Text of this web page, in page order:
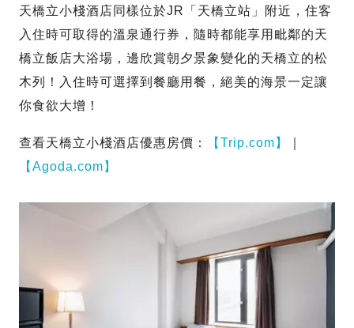
天橋立小棧酒店同樣位於JR「天橋立站」附近，住客
入住時可取得的溫泉通行券，隨時都能享用毗鄰的天
橋立飯店大浴場，邊欣賞朝夕景象變化的天橋立的松
木列！入住時可選擇到餐廳用餐，絕美的海景一定讓
你食欲大增！
查看天橋立小棧酒店優惠房價： 【Trip.com】
【Agoda.com】